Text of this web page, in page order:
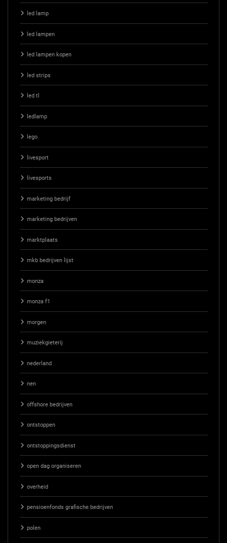
led lamp
led lampen
led lampen kopen
led strips
led tl
ledlamp
lego
livesport
livesports
marketing bedrijf
marketing bedrijven
marktplaats
mkb bedrijven lijst
monza
monza f1
morgen
muziekgieterij
nederland
nen
offshore bedrijven
ontstoppen
ontstoppingsdienst
open dag organiseren
overheid
pensioenfonds grafische bedrijven
polen